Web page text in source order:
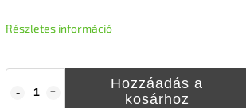
Hozzáadás a
kosárhoz
Részletes információ